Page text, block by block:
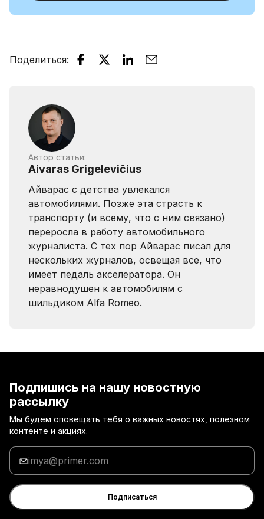
Поделиться:
Автор статьи:
Aivaras Grigelevičius
Айварас с детства увлекался
автомобилями. Позже эта страсть к
транспорту (и всему, что с ним связано)
переросла в работу автомобильного
журналиста. С тех пор Айварас писал для
нескольких журналов, освещая все, что
имеет педаль акселератора. Он
неравнодушен к автомобилям с
шильдиком Alfa Romeo.
Подпишись на нашу новостную
рассылку
Мы будем оповещать тебя о важных новостях, полезном
контенте и акциях.
Введи
адрес
электронной
почты
Подписаться